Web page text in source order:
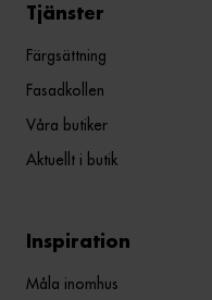
Tjänster
Färgsättning
Fasadkollen
Våra butiker
Aktuellt i butik
Inspiration
Måla inomhus